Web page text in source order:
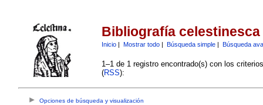
Bibliografía celestinesca
Inicio| Mostrar todo| Búsqueda simple| Búsqueda
1–1 de 1 registro encontrado(s) con los
(RSS):
Opciones de búsqueda y visualización